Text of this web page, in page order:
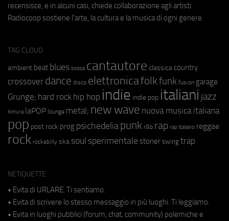
recensisce, e in alcuni casi, chiede collaborazione agli artisti.
Radiocoop sostiene l'arte, la cultura e la musica di ogni genere.
TAG CLOUD
ambient beat blues bossa cantautore classica country
crossover dance disco elettronicafolkfunk fusion garage
Grunge; hard rock hip hop indie indie pop italiani jazz
kimura laPOP lounge metal; new wave nuova musica italiana
pop post rock prog psichedeliapunk r&b rap rap italiano reggae
rock rockabilly ska soul sperimentale stoner swing trap
NETIQUETTE
• Evita di URLARE. Ti sentiamo.
• Evita di scrivere lo stesso messaggio in più luoghi. Ti leggiamo.
• Evita in luoghi pubblici (forum, chat, community) polemiche e